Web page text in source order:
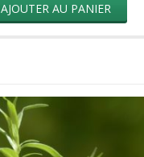
AJOUTER AU PANIER